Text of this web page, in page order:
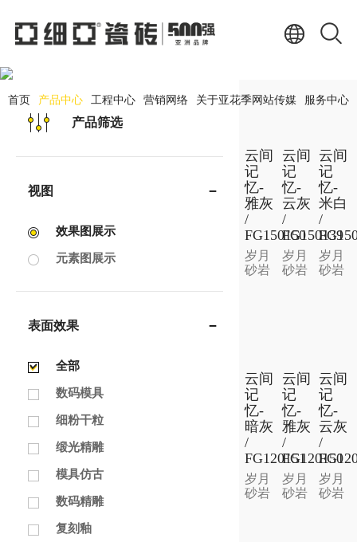
首页 产品中心 工程中心 营销网络 关于亚花季网站传媒 服务中心
PRODUCT CENTER
产品筛选
视图
效果图展示
元素图展示
表面效果
全部
数码模具
细粉干粒
缎光精雕
模具仿古
数码精雕
复刻釉
云间
记
忆-
雅灰
/
FG150150
岁月
砂岩
云间
记
忆-
云灰
/
FG150139
岁月
砂岩
云间
记
忆-
米白
/
岁月
砂岩
云间
记
忆-
暗灰
/
FG120151
岁月
砂岩
云间
记
忆-
雅灰
/
FG120150
岁月
砂岩
云间
记
忆-
云灰
/
岁月
砂岩